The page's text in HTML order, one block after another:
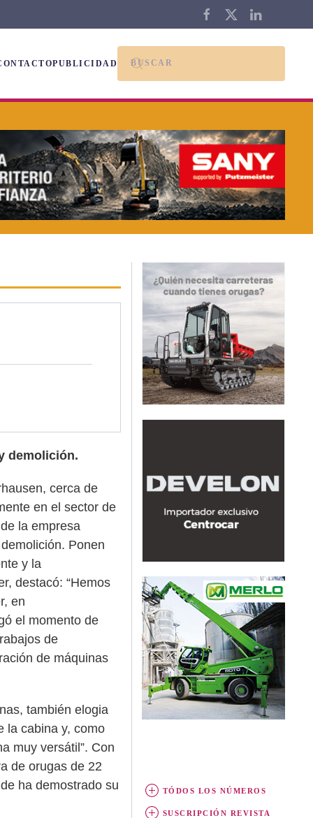
PUBLICIDAD
demolición.
cerca de
en el sector de
la empresa
Ponen
y la
destacó: “Hemos
en
el momento de
de
de máquinas
también elogia
la cabina y, como
muy versátil”. Con
de orugas de 22
ha demostrado su
TÓDOS LOS NÚMEROS
SUSCRIPCIÓN REVISTA